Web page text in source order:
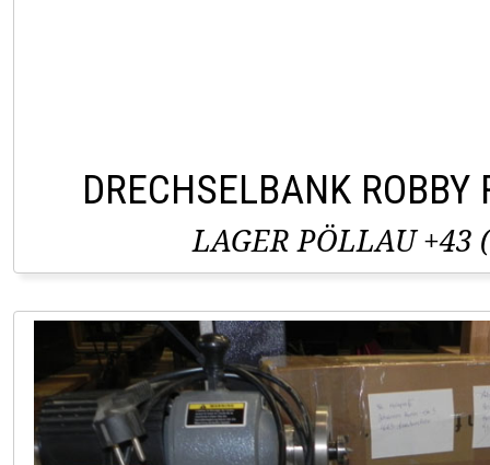
DRECHSELBANK ROBBY
LAGER PÖLLAU +43